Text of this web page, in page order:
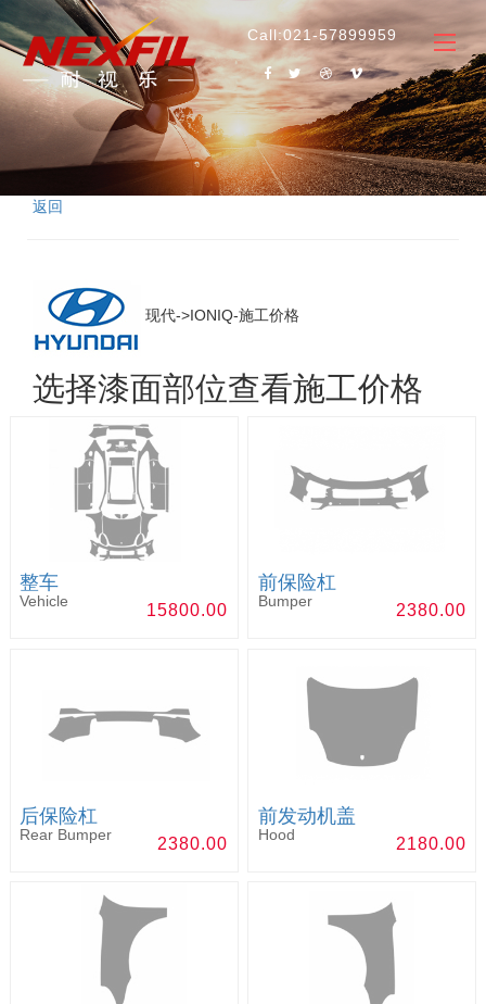
Call:021-57899959
返回
现代->IONIQ-施工价格
选择漆面部位查看施工价格
整车
Vehicle 15800.00
前保险杠
Bumper 2380.00
后保险杠
Rear Bumper 2380.00
前发动机盖
Hood 2180.00